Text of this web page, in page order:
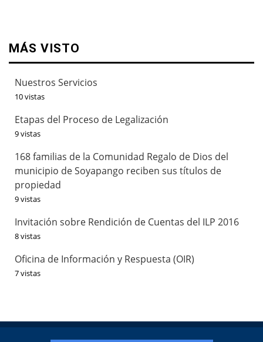
MÁS VISTO
Nuestros Servicios
10 vistas
Etapas del Proceso de Legalización
9 vistas
168 familias de la Comunidad Regalo de Dios del
municipio de Soyapango reciben sus títulos de
propiedad
9 vistas
Invitación sobre Rendición de Cuentas del ILP 2016
8 vistas
Oficina de Información y Respuesta (OIR)
7 vistas